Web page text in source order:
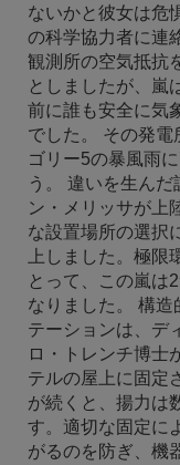
ないかと彼女は危
の科学協力者に連
観測所の空気抵抗
としましたが、嵐
前に誰も安全に気
でした。 その発
ゴリー5の暴風雨
う。 違いを生ん
ン・メリッサが上
な設置場所の選択
上しました。極限
とって、この嵐は
なりました。 構造
テーションは、デ
ロ・トレンチ博士
テルの屋上に固定
が続くと、揚力は
す。適切な固定に
がるのを防ぎ、機